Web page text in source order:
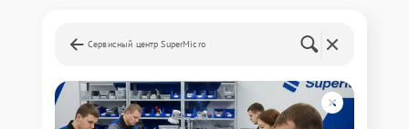
Сервисный центр SuperMicro